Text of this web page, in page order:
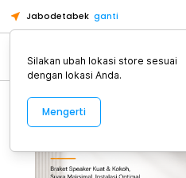
Jabodetabek ganti
Alat Kopi
Silakan ubah lokasi store sesuai
dengan lokasi Anda.
Mengerti